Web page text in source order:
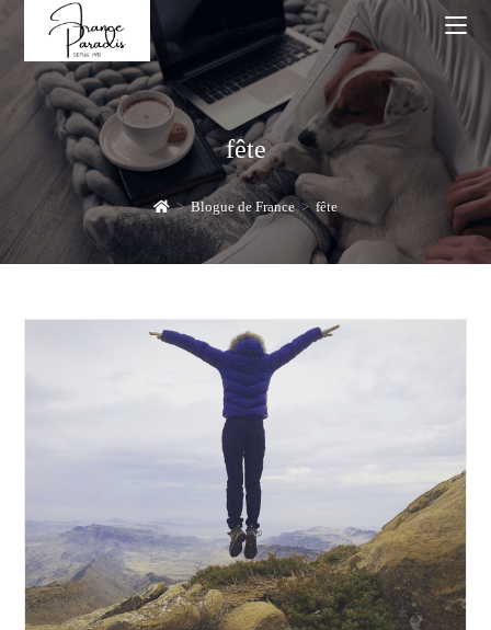
content
fête
> Blogue de France > fête